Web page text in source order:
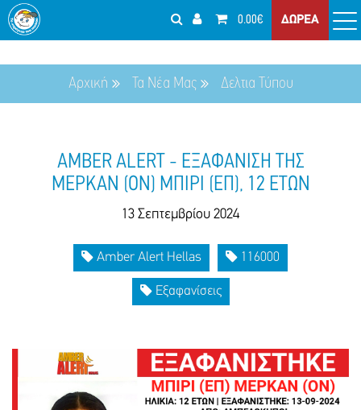
0.00€ ΔΩΡΕΑ
Αρχική Τα Νέα Μας Δελτια Τύπου
AMBER ALERT - ΕΞΑΦΑΝΙΣΗ ΤΗΣ
ΜΕΡΚΑΝ (ΟΝ) ΜΠΙΡΙ (ΕΠ), 12 ΕΤΩΝ
13 Σεπτεμβρίου 2024
Amber Alert Hellas 116000
Εξαφανίσεις